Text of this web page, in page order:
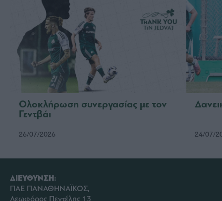
Ολοκλήρωση συνεργασίας με τον
Γεντβάι
26/07/2026 24/07/
ΔΙΕΥΘΥΝΣΗ:
ΠΑΕ ΠΑΝΑΘΗΝΑΪΚΟΣ,
Λεωφόρος Πεντέλης 13